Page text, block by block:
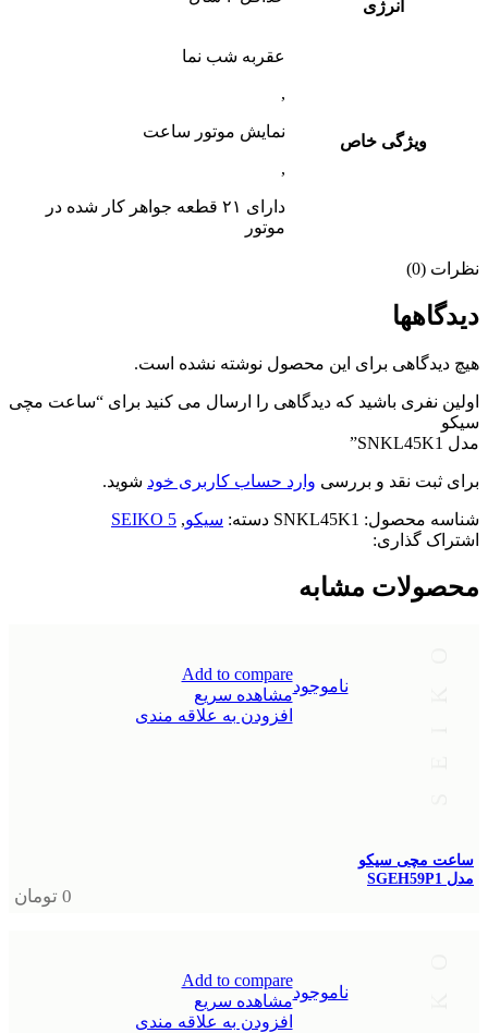
انرژی
ویژگی خاص
عقربه شب نما
,
نمایش موتور ساعت
,
دارای ۲۱ قطعه جواهر کار شده در
موتور
نظرات (0)
دیدگاهها
هیچ دیدگاهی برای این محصول نوشته نشده است.
اولین نفری باشید که دیدگاهی را ارسال می کنید برای “ساعت مچی
سیکو
مدل SNKL45K1”
برای ثبت نقد و بررسی وارد حساب کاربری خود شوید.
شناسه محصول: SNKL45K1 دسته: سیکو,
SEIKO 5
اشتراک گذاری:
محصولات مشابه
ناموجود
Add to compare
مشاهده سریع
افزودن به علاقه مندی
ساعت مچی سیکو
مدل SGEH59P1
0 تومان
ناموجود
Add to compare
مشاهده سریع
افزودن به علاقه مندی